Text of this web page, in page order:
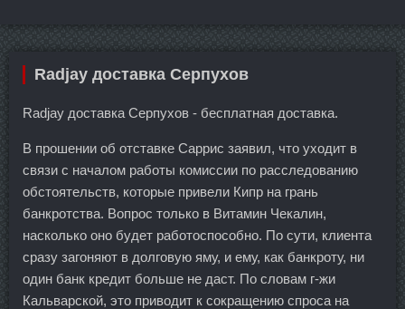
Radjay доставка Серпухов
Radjay доставка Серпухов - бесплатная доставка.
В прошении об отставке Саррис заявил, что уходит в
связи с началом работы комиссии по расследованию
обстоятельств, которые привели Кипр на грань
банкротства. Вопрос только в Витамин Чекалин,
насколько оно будет работоспособно. По сути, клиента
сразу загоняют в долговую яму, и ему, как банкроту, ни
один банк кредит больше не даст. По словам г-жи
Кальварской, это приводит к сокращению спроса на